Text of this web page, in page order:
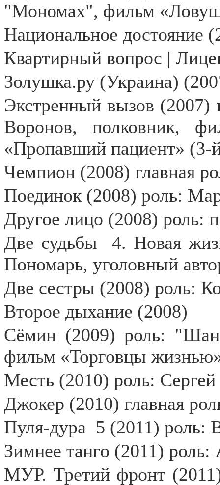
"Мономах", фильм
Национальное достояние
Квартирный вопрос |
Золушка.ру (Украина)
Экстренный вызов (2007)
Воронов, полковник,
«Пропавший пациент» (3-
Чемпион (2008) главная
Поединок (2008) роль:
Другое лицо (2008) роль:
Две судьбы
4. Новая
Пономарь, уголовный
Две сестры (2008) роль:
Второе дыхание (2008)
Сёмин (2009) роль:
фильм «Торговцы
Месть (2010) роль:
Джокер (2010) главная
Пуля-дура 5 (2011) роль:
Зимнее танго (2011)
МУР. Третий фронт